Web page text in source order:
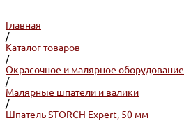
Главная
/
Каталог товаров
/
Окрасочное и малярное оборудование
/
Малярные шпатели и валики
/
Шпатель STORCH Expert, 50 мм